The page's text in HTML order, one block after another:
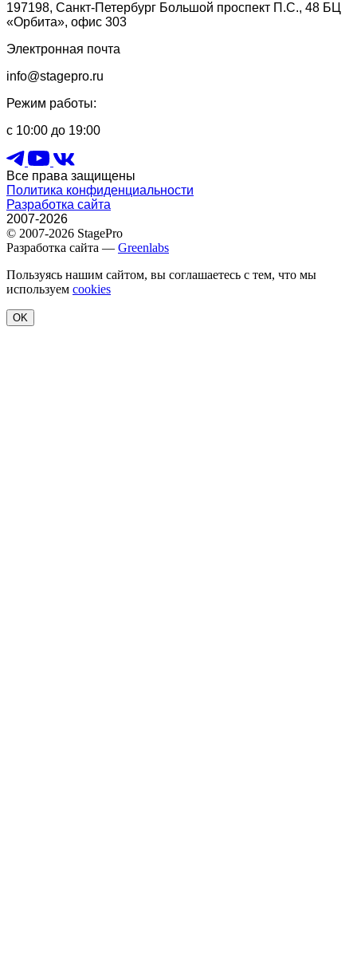
197198, Санкт-Петербург Большой проспект П.С., 48 БЦ
«Орбита», офис 303
Электронная почта
info@stagepro.ru
Режим работы:
с 10:00 до 19:00
Все права защищены
Политика конфиденциальности
Разработка сайта
2007-2026
© 2007-2026 StagePro
Разработка сайта — Greenlabs
Пользуясь нашим сайтом, вы соглашаетесь с тем, что мы
используем cookies
OK